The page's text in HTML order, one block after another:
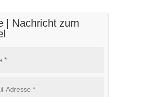
| Nachricht zum